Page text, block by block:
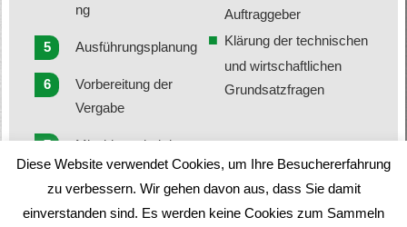
ng
Ausführungsplanung
Vorbereitung der
Vergabe
Mitwirkung bei der
Vergabe
Bauüberwachung
Auftraggeber
Klärung der technischen
und wirtschaftlichen
Grundsatzfragen
i
n
Diese Website verwendet Cookies, um Ihre Besuchererfahrung
zu verbessern. Wir gehen davon aus, dass Sie damit
einverstanden sind. Es werden keine Cookies zum Sammeln